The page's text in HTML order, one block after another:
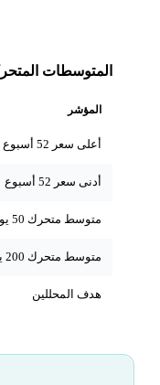
المتوسطات
المؤشر
أعلى سعر 52 أسبوع
أدنى سعر 52 أسبوع
متوسط متحرك 50 يوم
متوسط متحرك 200 يوم
هدف المحللين